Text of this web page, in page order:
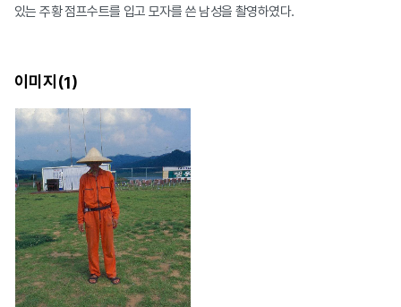
있는 주황 점프수트를 입고 모자를 쓴 남성을 촬영하였다.
이미지(1)